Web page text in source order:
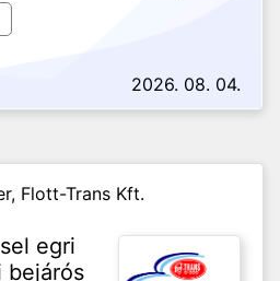
2026. 08. 04.
Flott-Trans Kft.
egri
bejárós